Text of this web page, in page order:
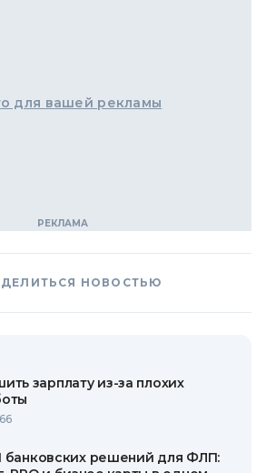
для вашей рекламы
НОВОСТЬЮ
зарплату из-за плохих
банковских решений для ФЛП: